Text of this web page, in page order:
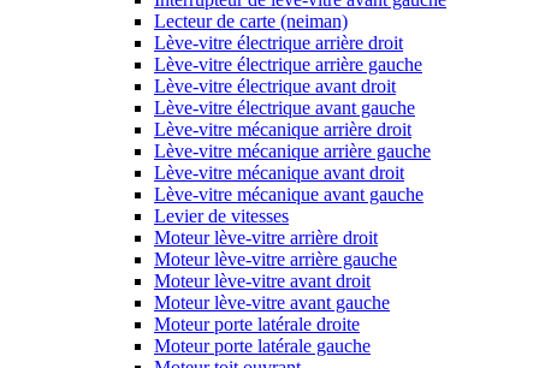
Lecteur de carte (neiman)
Lève-vitre électrique arrière droit
Lève-vitre électrique arrière gauche
Lève-vitre électrique avant droit
Lève-vitre électrique avant gauche
Lève-vitre mécanique arrière droit
Lève-vitre mécanique arrière gauche
Lève-vitre mécanique avant droit
Lève-vitre mécanique avant gauche
Levier de vitesses
Moteur lève-vitre arrière droit
Moteur lève-vitre arrière gauche
Moteur lève-vitre avant droit
Moteur lève-vitre avant gauche
Moteur porte latérale droite
Moteur porte latérale gauche